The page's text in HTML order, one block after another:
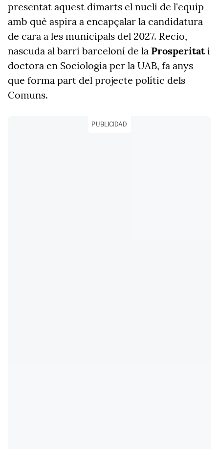
presentat aquest dimarts el nucli de l'equip
amb què aspira a encapçalar la candidatura
de cara a les municipals del 2027. Recio,
nascuda al barri barceloní de la Prosperitati
doctora en Sociologia per la UAB, fa anys
que forma part del projecte polític dels
Comuns.
PUBLICIDAD